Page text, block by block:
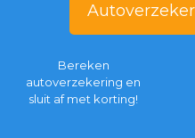
Bereken
autoverzekering en
sluit af met korting!